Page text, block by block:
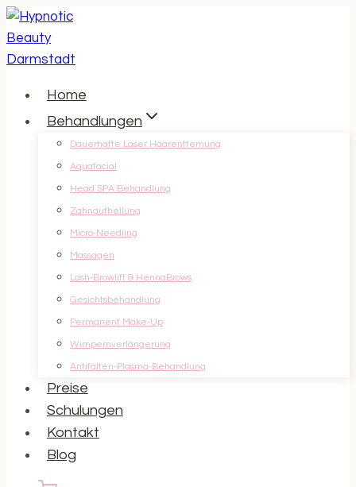
Zum
Inhalt
springen
Home
Behandlungen
Dauerhafte Laser Haarentfernung
Aquafacial
Head SPA Behandlung
Zahnaufhellung
Micro-Needling
Massagen
Lash-Browlift & HennaBrows
Gesichtsbehandlung
Permanent Make-Up
Wimpernverlängerung
Antifalten-Plasma-Behandlung
Preise
Schulungen
Kontakt
Blog